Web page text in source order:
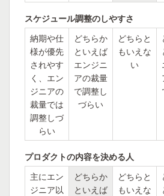
スケジュール調整のしやすさ
納期や仕
様が優先
されやす
く、エン
ジニアの
裁量では
調整しづ
らい
どちらか
といえば
エンジニ
アの裁量
で調整し
づらい
どちらと
もいえな
い
プロダクトの内容を決める人
主にエン
ジニア以
どちらか
といえば
どちらと
もいえな